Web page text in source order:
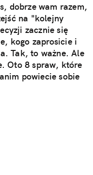
dobrze wam razem,
na "kolejny
zacznie się
kogo zaprosicie i
Tak, to ważne. Ale
Oto 8 spraw, które
powiecie sobie